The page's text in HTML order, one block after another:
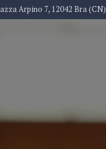
Arpino 7, 12042 Bra (CN)